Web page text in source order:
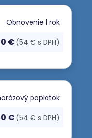
Obnovenie 1 rok
€ (54 € s DPH)
poplatok
€ (54 € s DPH)